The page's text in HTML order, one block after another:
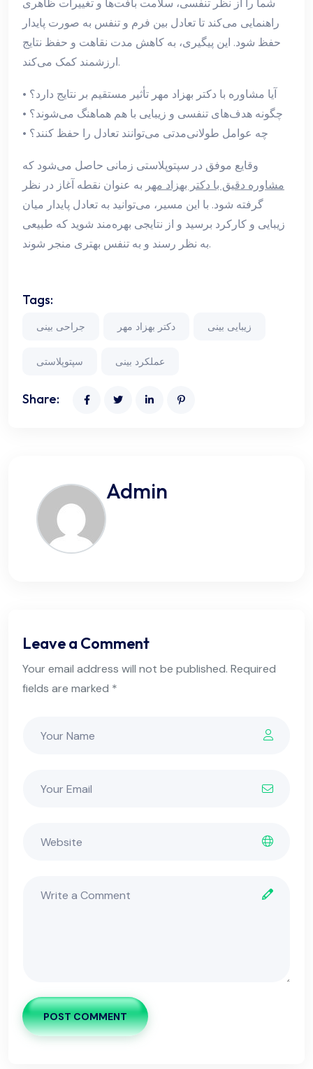
راهنمایی می‌کند تا تعادل بین فرم و تنفس به صورت پایدار
حفظ شود. این پیگیری، به کاهش مدت نقاهت و حفظ نتایج
ارزشمند کمک می‌کند.
• آیا مشاوره با دکتر بهزاد مهر تأثیر مستقیم بر نتایج دارد؟
• چگونه هدف‌های تنفسی و زیبایی با هم هماهنگ می‌شوند؟
• چه عوامل طولانی‌مدتی می‌توانند تعادل را حفظ کنند؟
وقایع موفق در سپتوپلاستی زمانی حاصل می‌شود که
مشاوره دقیق با دکتر بهزاد مهر به عنوان نقطه آغاز در نظر
گرفته شود. با این مسیر، می‌توانید به تعادل پایدار میان
زیبایی و کارکرد برسید و از نتایجی بهره‌مند شوید که طبیعی
به نظر رسند و به تنفس بهتری منجر شوند.
Tags:
جراحی بینی دکتر بهزاد مهر زیبایی بینی
سپتوپلاستی عملکرد بینی
Share:
Admin
Leave a Comment
Your email address will not be published. Required
fields are marked *
POST COMMENT